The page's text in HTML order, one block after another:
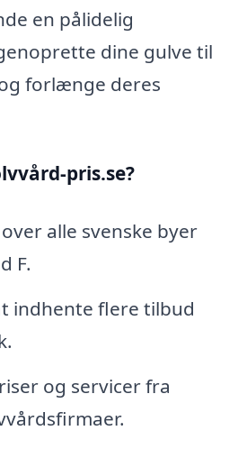
en pålidelig
dine gulve til
forlænge deres
pris.se?
alle svenske byer
F.
indhente flere tilbud
og servicer fra